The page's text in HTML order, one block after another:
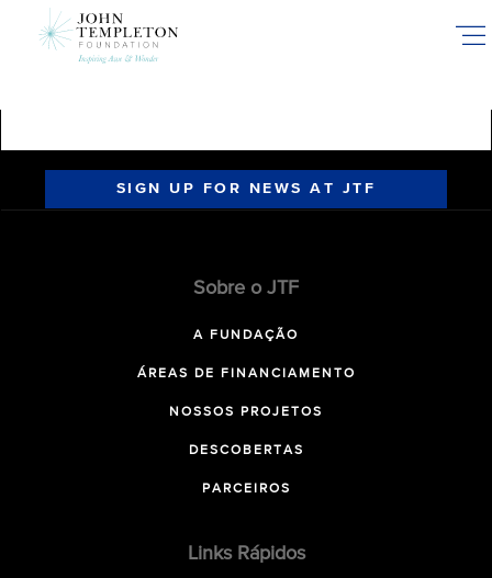
SIGN UP FOR NEWS AT JTF
Sobre o JTF
A FUNDAÇÃO
ÁREAS DE FINANCIAMENTO
NOSSOS PROJETOS
DESCOBERTAS
PARCEIROS
Links Rápidos